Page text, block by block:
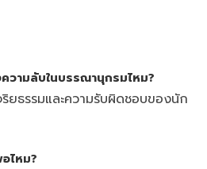
ความลับในบรรณานุกรมไหม?
ริยธรรมและความรับผิดชอบของนัก
ไหม?